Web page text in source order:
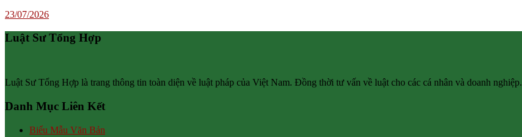
23/07/2026
Luật Sư Tổng Hợp
Luật Sư Tổng Hợp là trang thông tin toàn diện về luật pháp của Việt Nam. Đồng thời tư vấn về luật cho các cá nhân và doanh nghiệp.
Danh Mục Liên Kết
Biểu Mẫu Văn Bản